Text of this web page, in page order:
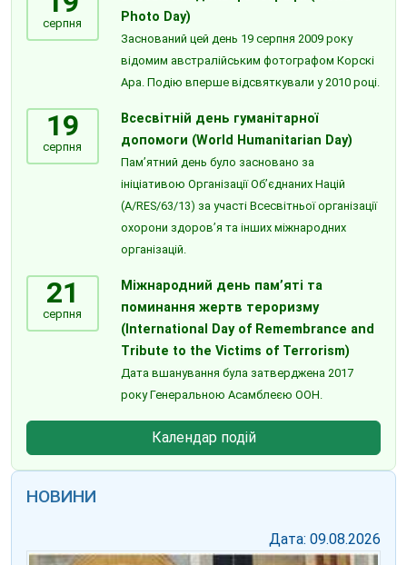
серпня
Photo Day)
Заснований цей день 19 серпня 2009 року
відомим австралійським фотографом Корскі
Ара. Подію вперше відсвяткували у 2010 році.
19
серпня
Всесвітній день гуманітарної
допомоги (World Humanitarian Day)
Пам’ятний день було засновано за
ініціативою Організації Об’єднаних Націй
(A/RES/63/13) за участі Всесвітньої організації
охорони здоров’я та інших міжнародних
організацій.
21
серпня
Міжнародний день пам’яті та
поминання жертв тероризму
(International Day of Remembrance and
Tribute to the Victims of Terrorism)
Дата вшанування була затверджена 2017
року Генеральною Асамблеєю ООН.
Календар подій
НОВИНИ
Дата: 09.08.2026